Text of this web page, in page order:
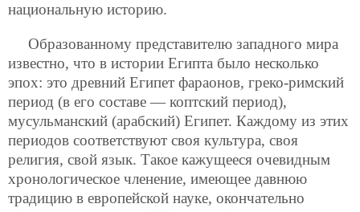
национальную историю.
Образованному представителю западного мира
известно, что в истории Египта было несколько
эпох: это древний Египет фараонов, греко-римский
период (в его составе — коптский период),
мусульманский (арабский) Египет. Каждому из этих
периодов соответствуют своя культура, своя
религия, свой язык. Такое кажущееся очевидным
хронологическое членение, имеющее давнюю
традицию в европейской науке, окончательно